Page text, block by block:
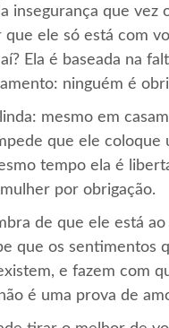
insegurança que
que ele só está com
Ela é baseada na
ninguém é
mesmo em
que ele
tempo ela é
por obrigação.
de que ele está
que os sentimentos
e fazem com
é uma prova de